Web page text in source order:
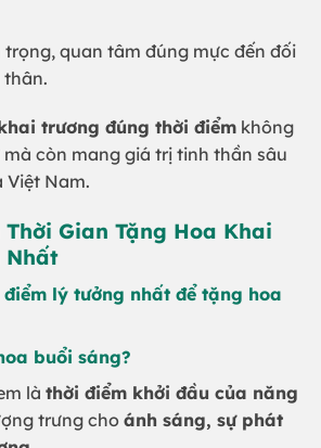
trọng, quan tâm đúng mực đến đối
trương đúng thời điểm không
còn mang giá trị tinh thần sâu
Việt Nam.
Thời Gian Tặng Hoa Khai
Nhất
điểm lý tưởng nhất để tặng hoa
buổi sáng?
là thời điểm khởi đầu của năng
trưng cho ánh sáng, sự phát